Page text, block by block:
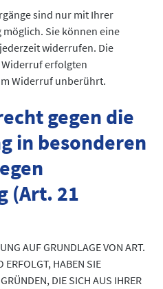
sind nur mit Ihrer
Sie können eine
widerrufen. Die
erfolgten
Widerruf unberührt.
gegen die
in besonderen
(Art. 21
AUF GRUNDLAGE VON ART.
ERFOLGT, HABEN SIE
DIE SICH AUS IHRER